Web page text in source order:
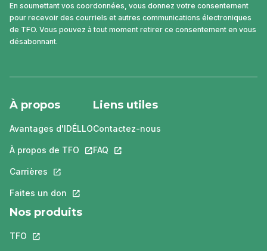
En soumettant vos coordonnées, vous donnez votre consentement
pour recevoir des courriels et autres communications électroniques
de TFO. Vous pouvez à tout moment retirer ce consentement en vous
désabonnant.
À propos
Avantages d'IDÉLLO
À propos de TFO Ce lien s'ouvrira dans un nouvel onglet.
Carrières Ce lien s'ouvrira dans un nouvel onglet.
Faites un don Ce lien s'ouvrira dans un nouvel onglet.
Liens utiles
Contactez-nous
FAQ Ce lien s'ouvrira dans un nouvel
Nos produits
TFO Ce lien s'ouvrira dans un nouvel onglet.